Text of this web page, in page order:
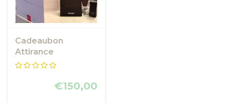
Cadeaubon
Attirance
€150,00